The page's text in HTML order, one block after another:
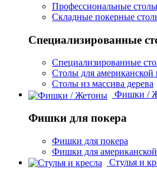
Профессиональные
Складные покерные
Специализированные
Специализированные
Столы для американской
Столы из массива дерева
Фишки /
Фишки для покера
Фишки для покера
Фишки для американской
Стулья и